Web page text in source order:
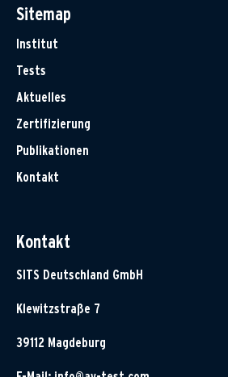
Sitemap
Institut
Tests
Aktuelles
Zertifizierung
Publikationen
Kontakt
Kontakt
SITS Deutschland GmbH
Klewitzstraße 7
39112 Magdeburg